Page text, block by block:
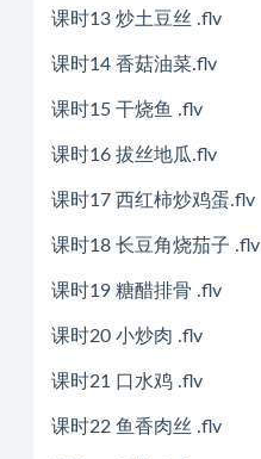
课时13 炒土豆丝 .flv
课时14 香菇油菜.flv
课时15 干烧鱼 .flv
课时16 拔丝地瓜.flv
课时17 西红柿炒鸡蛋.flv
课时18 长豆角烧茄子 .flv
课时19 糖醋排骨 .flv
课时20 小炒肉 .flv
课时21 口水鸡 .flv
课时22 鱼香肉丝 .flv